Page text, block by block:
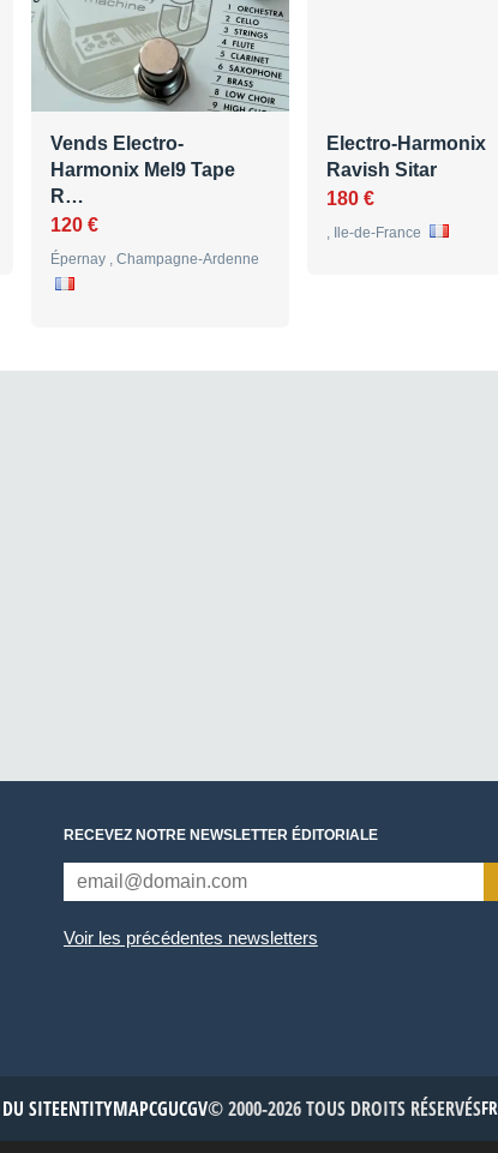
Vends Electro-
Harmonix Mel9 Tape
R…
120 €
Épernay , Champagne-Ardenne
Electro-Harmonix
Ravish Sitar
180 €
, Ile-de-France
RECEVEZ NOTRE NEWSLETTER ÉDITORIALE
Voir les précédentes newsletters
SITEENTITYMAPCGUCGV© 2000-2026 TOUS DROITS RÉSERVÉSFR